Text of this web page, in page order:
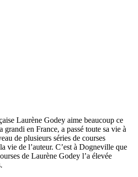
Laurène Godey aime beaucoup ce
grandi en France, a passé toute sa vie à
de plusieurs séries de courses
vie de l’auteur. C’est à Dogneville que
de Laurène Godey l’a élevée